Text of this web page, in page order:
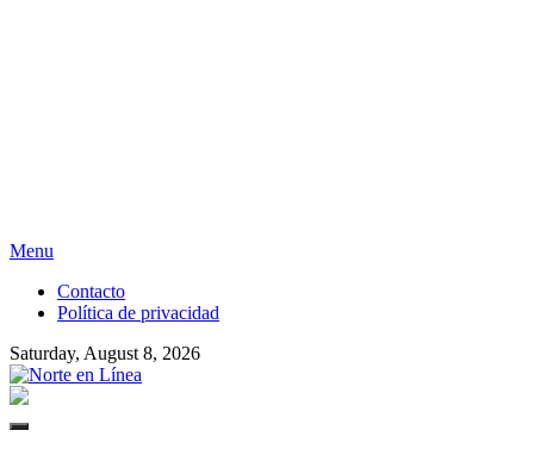
Skip
content
Menu
Contacto
Política de privacidad
Saturday, August 8, 2026
Primary